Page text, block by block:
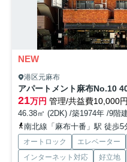
NEW
港区元麻布
アパートメント麻布No.10
21万円 管理/共益費10,000円
46.38㎡ (2DK) /築1974年 /9階
南北線「麻布十番」駅 徒歩5
オートロック エレベーター
インターネット対応
好立地